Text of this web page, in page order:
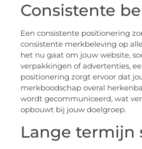
Consistente
Een consistente positionering
consistente merkbeleving op
het nu gaat om jouw website,
verpakkingen of advertenties,
positionering zorgt ervoor dat
merkboodschap overal
wordt gecommuniceerd, wat
opbouwt bij jouw doelgroep.
Lange termijn